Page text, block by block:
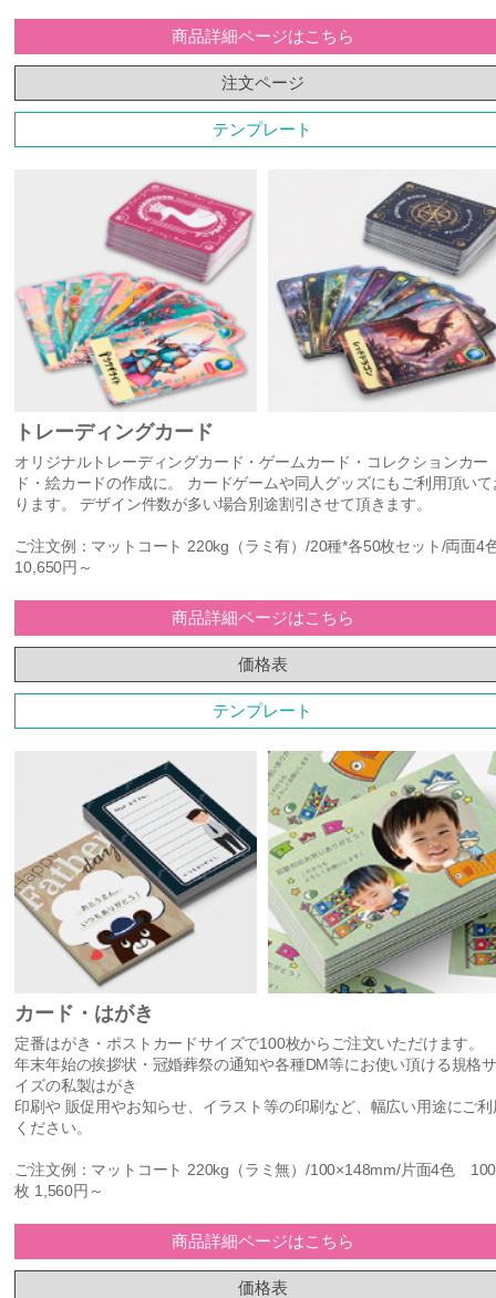
商品詳細ページはこちら
注文ページ
テンプレート
トレーディングカード
オリジナルトレーディングカード・ゲームカード・コレクションカー
ド・絵カードの作成に。 カードゲームや同人グッズにもご利用頂いて
ります。 デザイン件数が多い場合別途割引させて頂きます。
ご注文例：マットコート 220kg（ラミ有）/20種*各50枚セット/両面4
10,650円～
商品詳細ページはこちら
価格表
テンプレート
カード・はがき
定番はがき・ポストカードサイズで100枚からご注文いただけます。
年末年始の挨拶状・冠婚葬祭の通知や各種DM等にお使い頂ける規格
イズの私製はがき
印刷や 販促用やお知らせ、イラスト等の印刷など、幅広い用途にご利
ください。
ご注文例：マットコート 220kg（ラミ無）/100×148mm/片面4色 100
枚 1,560円～
商品詳細ページはこちら
価格表